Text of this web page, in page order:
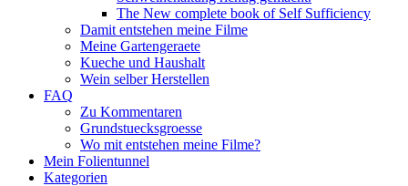
The New complete book of Self Sufficiency
Damit entstehen meine Filme
Meine Gartengeraete
Kueche und Haushalt
Wein selber Herstellen
FAQ
Zu Kommentaren
Grundstuecksgroesse
Wo mit entstehen meine Filme?
Mein Folientunnel
Kategorien